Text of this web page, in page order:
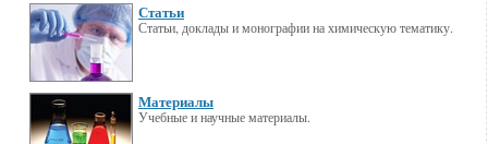
Статьи
Статьи, доклады и монографии на химическую тематику.
Материалы
Учебные и научные материалы.